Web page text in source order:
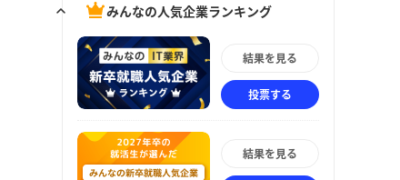
みんなの人気企業ランキング
結果を見る
投票する
結果を見る